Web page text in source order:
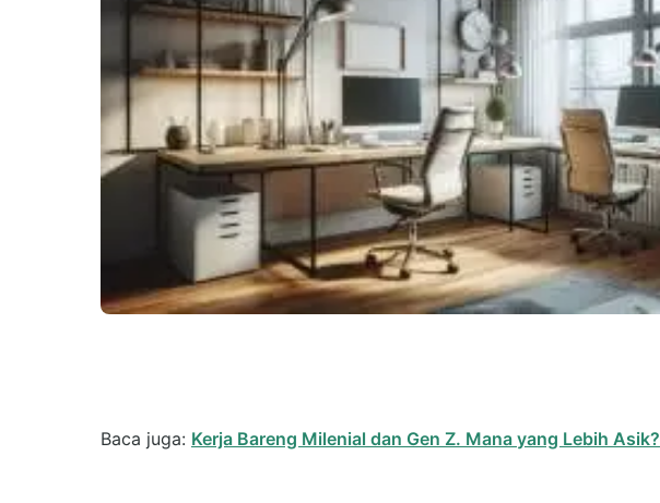
Baca juga: Kerja Bareng Milenial dan Gen Z. Mana yang Lebih Asik?